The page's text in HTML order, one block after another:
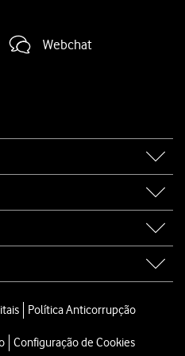
Webchat
Política Anticorrupção
Configuração de Cookies